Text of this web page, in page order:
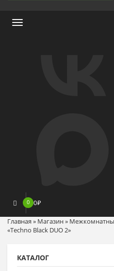
Меню
0 0₽
Главная » Магазин»
«Techno Black DUO 2»
КАТАЛОГ